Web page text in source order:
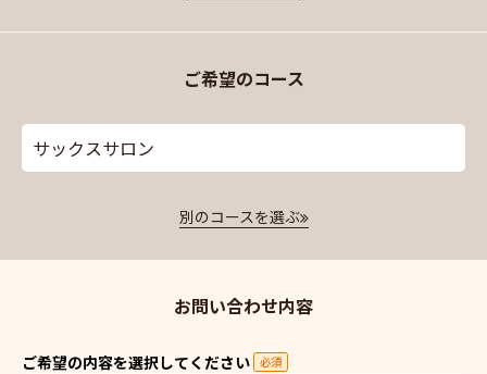
ご希望のコース
サックスサロン
別のコースを選ぶ
お問い合わせ内容
ご希望の内容を選択してください 必須